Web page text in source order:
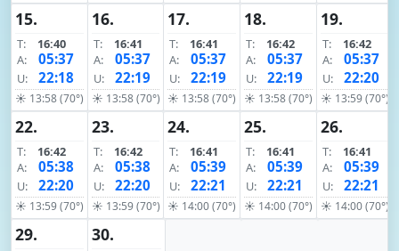
15.
T:
16:40
A:
05:37
U: 22:18
☀ 13:58 (70°)
16.
T:
16:41
A:
05:37
U: 22:19
☀ 13:58 (70°)
17.
T:
16:41
A:
05:37
U: 22:19
☀ 13:58 (70°)
18.
T:
16:42
A:
05:37
U: 22:19
☀ 13:58 (70°)
19.
T:
16:42
A:
05:37
U: 22:20
☀ 13:59 (70°)
22.
T:
16:42
A:
05:38
U: 22:20
☀ 13:59 (70°)
23.
T:
16:42
A:
05:38
U: 22:20
☀ 13:59 (70°)
24.
T:
16:41
A:
05:39
U: 22:21
☀ 14:00 (70°)
25.
T:
16:41
A:
05:39
U: 22:21
☀ 14:00 (70°)
26.
T:
16:41
A:
05:39
U: 22:21
☀ 14:00 (70°)
29. 30.